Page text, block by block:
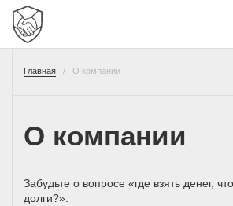
Главная О компании
О компании
Забудьте о вопросе «где взять денег,
долги?».